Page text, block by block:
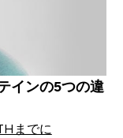
インの5つの違
までに